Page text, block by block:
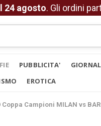
24 agosto. Gli ordini
PUBBLICITA'
EROTICA
Coppa Campioni MILAN vs